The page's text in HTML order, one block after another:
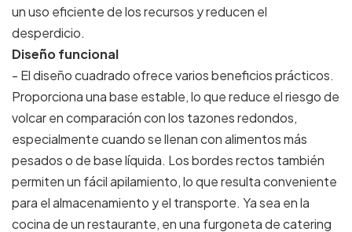
un uso eficiente de los recursos y reducen el
desperdicio.
Diseño funcional
- El diseño cuadrado ofrece varios beneficios prácticos.
Proporciona una base estable, lo que reduce el riesgo de
volcar en comparación con los tazones redondos,
especialmente cuando se llenan con alimentos más
pesados o de base líquida. Los bordes rectos también
permiten un fácil apilamiento, lo que resulta conveniente
para el almacenamiento y el transporte. Ya sea en la
cocina de un restaurante, en una furgoneta de catering